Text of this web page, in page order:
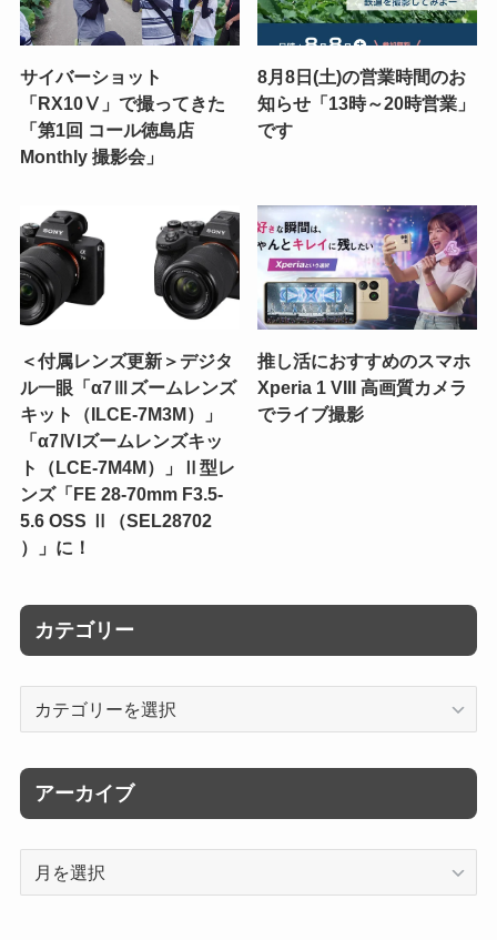
サイバーショット
「RX10Ⅴ」で撮ってきた
「第1回 コール徳島店
Monthly 撮影会」
8月8日(土)の営業時間のお
知らせ「13時～20時営業」
です
＜付属レンズ更新＞デジタ
ル一眼「α7Ⅲズームレンズ
キット（ILCE-7M3M）」
「α7ⅣIズームレンズキッ
ト（LCE-7M4M）」Ⅱ型レ
ンズ「FE 28-70mm F3.5-
5.6 OSS Ⅱ（SEL28702
）」に！
推し活におすすめのスマホ
Xperia 1 VIII 高画質カメラ
でライブ撮影
カテゴリー
リ
ー
アーカイブ